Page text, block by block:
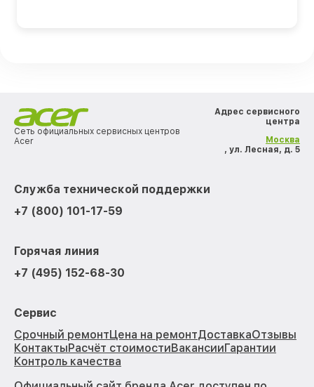
Сеть официальных сервисных центров
Acer
Адрес сервисного
центра
Москва
, ул. Лесная, д. 5
Служба технической поддержки
+7 (800) 101-17-59
Горячая линия
+7 (495) 152-68-30
Сервис
Срочный ремонтЦена на ремонтДоставкаОтзывы
КонтактыРасчёт стоимостиВакансииГарантии
Контроль качества